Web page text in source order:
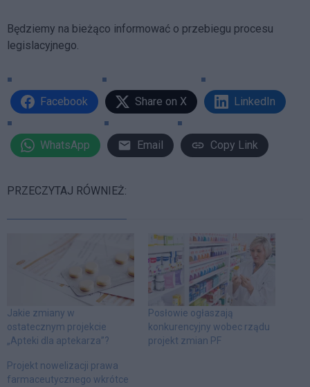
Będziemy na bieżąco informować o przebiegu procesu
legislacyjnego.
Facebook Share on X LinkedIn
WhatsApp Email Copy Link
PRZECZYTAJ RÓWNIEŻ:
Jakie zmiany w
ostatecznym projekcie
„Apteki dla aptekarza”?
Posłowie ogłaszają
konkurencyjny wobec rządu
projekt zmian PF
Projekt nowelizacji prawa
farmaceutycznego wkrótce